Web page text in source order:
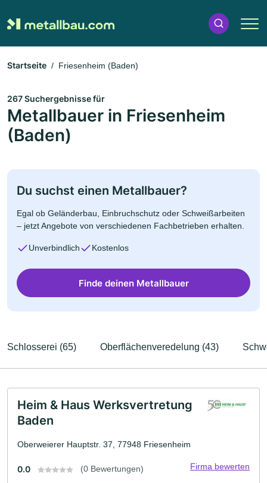
Startseite Friesenheim (Baden)
267 Suchergebnisse für
Metallbauer in Friesenheim
(Baden)
Du suchst einen Metallbauer?
Egal ob Geländerbau, Einbruchschutz oder Schweißarbeiten
– jetzt Angebote von verschiedenen Fachbetrieben erhalten.
Unverbindlich Kostenlos
Finde deinen Metallbauer
Schlosserei (65) Oberflächenveredelung (43)
Heim & Haus Werksvertretung
Baden
Oberweierer Hauptstr. 37, 77948 Friesenheim
0.0 (0 Bewertungen) Firma bewerten